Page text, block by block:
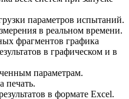
параметров испытаний.
в реальном времени.
фрагментов графика
в графическом и в
параметрам.
печать.
в формате Excel.